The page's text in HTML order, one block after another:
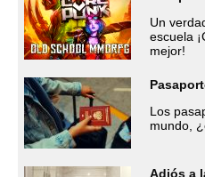
Un
escuela
mejor!
Los
mundo,
Adiós a